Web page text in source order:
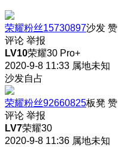
荣耀粉丝15730897沙发 赞
评论 举报
LV10荣耀30 Pro+
2020-9-8 11:33 属地未知
沙发自占
荣耀粉丝92660825板凳 赞
评论 举报
LV7荣耀30
2020-9-8 11:36 属地未知